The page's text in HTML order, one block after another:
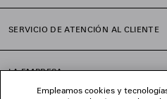
SERVICIO DE ATENCIÓN AL CLIENTE
LA EMPRESA
Empleamos cookies y